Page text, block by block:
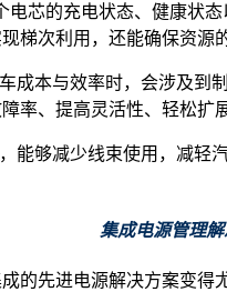
芯的充电状态、健康状
梯次利用，还能确保资源
本与效率时，会涉及
、提高灵活性、轻松扩
能够减少线束使用，减
集成电源管理
的先进电源解决方案变